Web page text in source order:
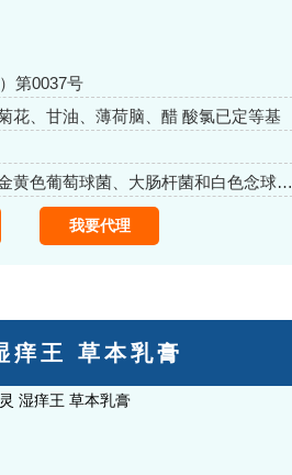
第0037号
花、甘油、薄荷脑、醋 酸氯已定等基
本品对皮肤引起的金黄色葡萄球菌、大肠杆菌和白色念球菌有抑制作用
我要代理
痒王 草本乳膏